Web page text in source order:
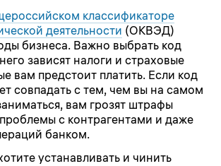
классификаторе
деятельности (ОКВЭД)
бизнеса. Важно выбрать код
зависят налоги и страховые
вам предстоит платить. Если код
совпадать с тем, чем вы на самом
вам грозят штрафы
с контрагентами и даже
банком.
устанавливать и чинить